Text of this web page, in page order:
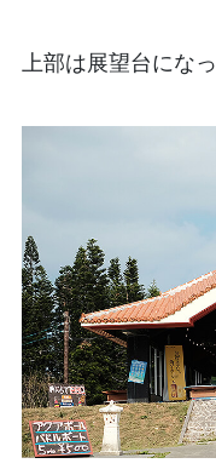
上部は展望台にな